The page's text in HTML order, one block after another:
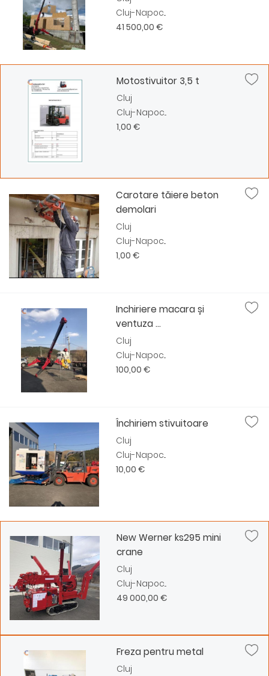
Cluj-Napoc...
41 500,00 €
Motostivuitor 3,5 t
Cluj
Cluj-Napoc...
1,00 €
Carotare tăiere beton
demolari
Cluj
Cluj-Napoc...
1,00 €
Inchiriere macara și
ventuza ...
Cluj
Cluj-Napoc...
100,00 €
Închiriem stivuitoare
Cluj
Cluj-Napoc...
10,00 €
New Werner ks295 mini
crane
Cluj
Cluj-Napoc...
49 000,00 €
Freza pentru metal
Cluj